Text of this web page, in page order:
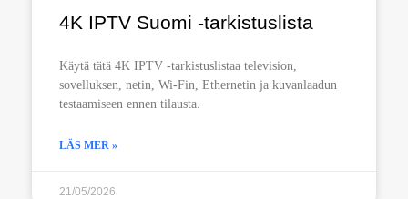
4K IPTV Suomi -tarkistuslista
Käytä tätä 4K IPTV -tarkistuslistaa television,
sovelluksen, netin, Wi-Fin, Ethernetin ja kuvanlaadun
testaamiseen ennen tilausta.
LÄS MER »
21/05/2026